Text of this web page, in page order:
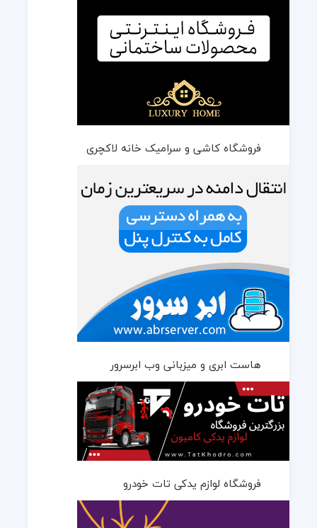
فروشگاه کاشی و سرامیک خانه لاکچری
هاست ابری و میزبانی وب ابرسرور
فروشگاه لوازم یدکی تات خودرو